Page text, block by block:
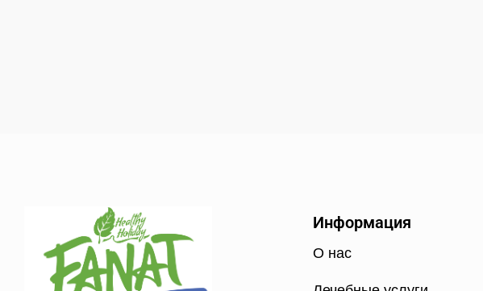
Информация
О нас